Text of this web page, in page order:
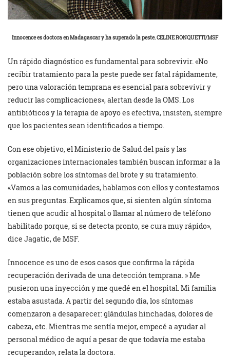
Innocence es doctora en Madagascar y ha superado la peste. CELINE RONQUETTI/MSF
Un rápido diagnóstico es fundamental para sobrevivir. «No
recibir tratamiento para la peste puede ser fatal rápidamente,
pero una valoración temprana es esencial para sobrevivir y
reducir las complicaciones», alertan desde la OMS. Los
antibióticos y la terapia de apoyo es efectiva, insisten, siempre
que los pacientes sean identificados a tiempo.
Con ese objetivo, el Ministerio de Salud del país y las
organizaciones internacionales también buscan informar a la
población sobre los síntomas del brote y su tratamiento.
«Vamos a las comunidades, hablamos con ellos y contestamos
en sus preguntas. Explicamos que, si sienten algún síntoma
tienen que acudir al hospital o llamar al número de teléfono
habilitado porque, si se detecta pronto, se cura muy rápido»,
dice Jagatic, de MSF.
Innocence es uno de esos casos que confirma la rápida
recuperación derivada de una detección temprana. » Me
pusieron una inyección y me quedé en el hospital. Mi familia
estaba asustada. A partir del segundo día, los síntomas
comenzaron a desaparecer: glándulas hinchadas, dolores de
cabeza, etc. Mientras me sentía mejor, empecé a ayudar al
personal médico de aquí a pesar de que todavía me estaba
recuperando», relata la doctora.